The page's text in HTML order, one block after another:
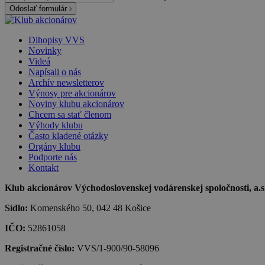
Odoslať formulár
Dlhopisy VVS
Novinky
Videá
Napísali o nás
Archív newsletterov
Výnosy pre akcionárov
Noviny klubu akcionárov
Chcem sa stať členom
Výhody klubu
Často kladené otázky
Orgány klubu
Podporte nás
Kontakt
Klub akcionárov Východoslovenskej vodárenskej spoločnosti,
Sídlo: Komenského 50, 042 48 Košice
IČO: 52861058
Registračné číslo: VVS/1-900/90-58096